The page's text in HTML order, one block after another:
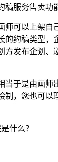
服务售卖功
可以上架自
的约稿类型，
方发布企划、
于是由画师
制，您也可以
什么？